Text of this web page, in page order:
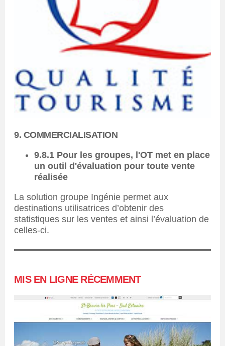
9. COMMERCIALISATION
9.8.1 Pour les groupes, l'OT met en place
un outil d'évaluation pour toute vente
réalisée
La solution groupe Ingénie permet aux
destinations utilisatrices d’obtenir des
statistiques sur les ventes et ainsi l’évaluation de
celles-ci.
MIS EN LIGNE RÉCEMMENT